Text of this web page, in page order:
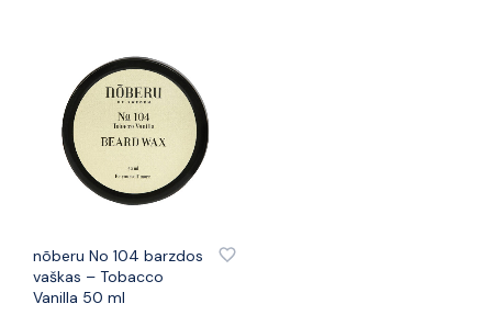
nõberu No 104 barzdos
vaškas – Tobacco
Vanilla 50 ml